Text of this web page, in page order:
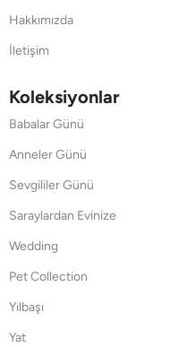
Hakkımızda
İletişim
Koleksiyonlar
Babalar Günü
Anneler Günü
Sevgililer Günü
Saraylardan Evinize
Wedding
Pet Collection
Yılbaşı
Yat